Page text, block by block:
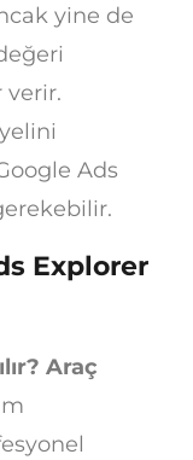
yine de
verir.
Ads
Explorer
Araç